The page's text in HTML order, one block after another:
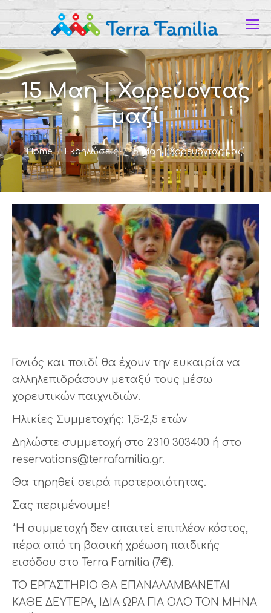
15 Μαη | Χορεύοντας
μαζί
You are here:
Home Εκδηλώσεις 15 Μαη | Χορεύοντας μαζί
Γονιός και παιδί θα έχουν την ευκαιρία να
αλληλεπιδράσουν μεταξύ τους μέσω
χορευτικών παιχνιδιών.
Ηλικίες Συμμετοχής: 1,5-2,5 ετών
Δηλώστε συμμετοχή στο 2310 303400 ή στο
reservations@terrafamilia.gr.
Θα τηρηθεί σειρά προτεραιότητας.
Σας περιμένουμε!
*Η συμμετοχή δεν απαιτεί επιπλέον κόστος,
πέρα από τη βασική χρέωση παιδικής
εισόδου στο Terra Familia (7€).
ΤΟ ΕΡΓΑΣΤΗΡΙΟ ΘΑ ΕΠΑΝΑΛΑΜΒΑΝΕΤΑΙ
ΚΑΘΕ ΔΕΥΤΕΡΑ, ΙΔΙΑ ΩΡΑ ΓΙΑ ΟΛΟ ΤΟΝ ΜΗΝΑ